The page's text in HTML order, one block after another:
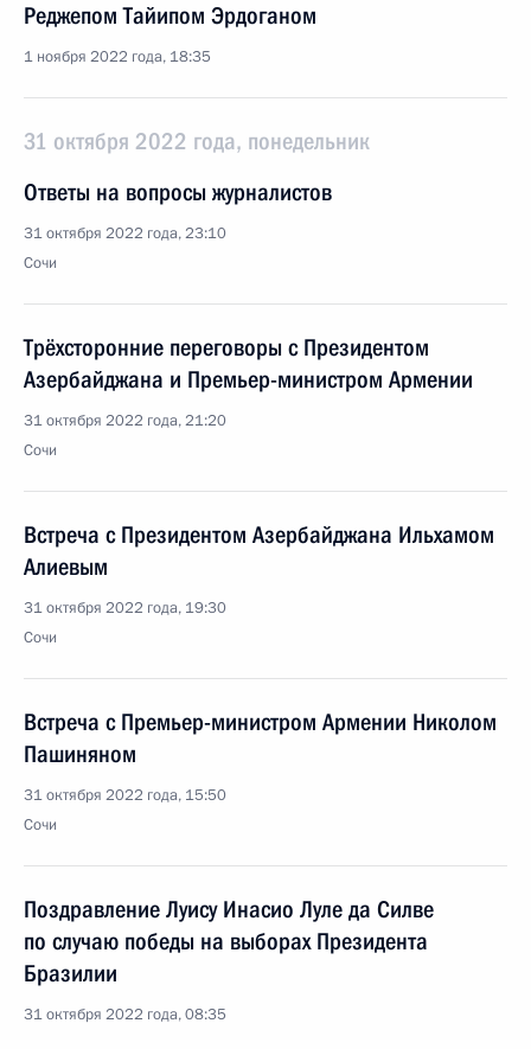
Реджепом Тайипом Эрдоганом
1 ноября 2022 года, 18:35
31 октября 2022 года, понедельник
Ответы на вопросы журналистов
31 октября 2022 года, 23:10
Сочи
Трёхсторонние переговоры с Президентом
Азербайджана и Премьер-министром Армении
31 октября 2022 года, 21:20
Сочи
Встреча с Президентом Азербайджана Ильхамом
Алиевым
31 октября 2022 года, 19:30
Сочи
Встреча с Премьер-министром Армении Николом
Пашиняном
31 октября 2022 года, 15:50
Сочи
Поздравление Луису Инасио Луле да Силве
по случаю победы на выборах Президента
Бразилии
31 октября 2022 года, 08:35